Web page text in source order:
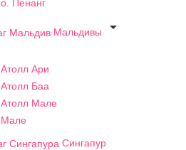
о. Пенанг
Мальдивы

Атолл Ари
Атолл Баа
Атолл Мале
Мале
Сингапур